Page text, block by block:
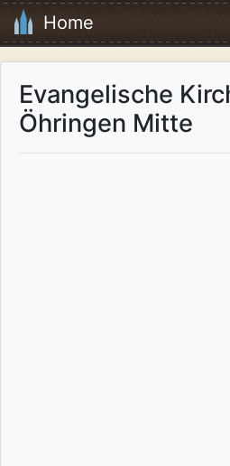
Home
Evangelische
Öhringen Mitte